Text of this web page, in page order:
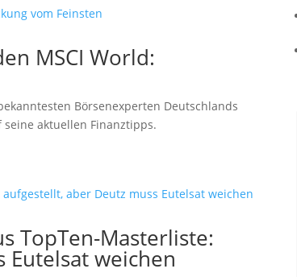
MSCI World:
Börsenexperten Deutschlands
aktuellen Finanztipps.
TopTen-Masterliste:
Eutelsat weichen